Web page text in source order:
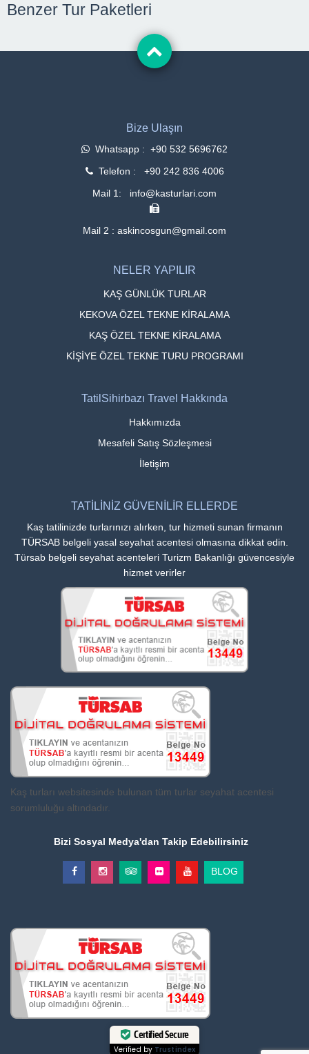
Benzer Tur Paketleri
Bize Ulaşın
Whatsapp : +90 532 5696762
Telefon : +90 242 836 4006
Mail 1: info@kasturlari.com
Mail 2 : askincosgun@gmail.com
NELER YAPILIR
KAŞ GÜNLÜK TURLAR
KEKOVA ÖZEL TEKNE KİRALAMA
KAŞ ÖZEL TEKNE KİRALAMA
KİŞİYE ÖZEL TEKNE TURU PROGRAMI
TatilSihirbazı Travel Hakkında
Hakkımızda
Mesafeli Satış Sözleşmesi
İletişim
TATİLİNİZ GÜVENİLİR ELLERDE
Kaş tatilinizde turlarınızı alırken, tur hizmeti sunan firmanın
TÜRSAB belgeli yasal seyahat acentesi olmasına dikkat edin.
Türsab belgeli seyahat acenteleri Turizm Bakanlığı güvencesiyle
hizmet verirler
Kaş turları websitesinde bulunan tüm turlar seyahat acentesi
sorumluluğu altındadır.
Bizi Sosyal Medya'dan Takip Edebilirsiniz
BLOG
Certified Secure
Verified by Trustindex